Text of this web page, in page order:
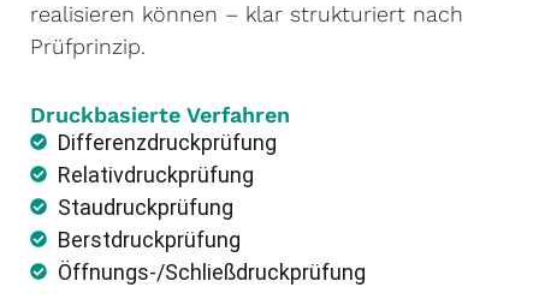
realisieren können – klar strukturiert nach
Prüfprinzip.
Druckbasierte Verfahren
Differenzdruckprüfung
Relativdruckprüfung
Staudruckprüfung
Berstdruckprüfung
Öffnungs-/Schließdruckprüfung